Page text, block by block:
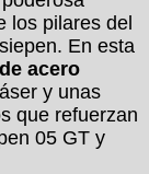
los pilares del
En esta
acero
y unas
que refuerzan
05 GT y